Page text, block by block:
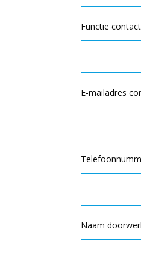
Functie
E-mailadres
Naam